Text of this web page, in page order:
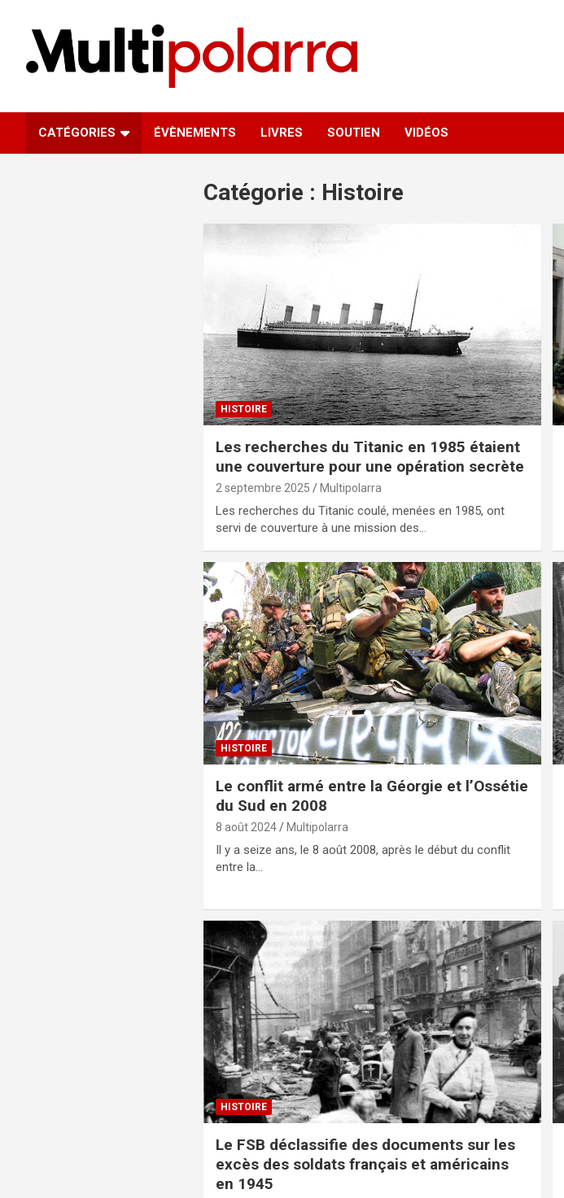
contenu
Multipolarra
CATÉGORIES ÉVÈNEMENTS LIVRES SOUTIEN VIDÉOS
Catégorie : Histoire
HISTOIRE
Les recherches du Titanic en 1985 étaient
une couverture pour une opération secrète
2 septembre 2025 Multipolarra
Les recherches du Titanic coulé, menées en 1985, ont
servi de couverture à une mission des…
HISTOIRE
Le conflit armé entre la Géorgie et l’Ossétie
du Sud en 2008
8 août 2024 Multipolarra
Il y a seize ans, le 8 août 2008, après le début du conflit
entre la…
HISTOIRE
Le FSB déclassifie des documents sur les
excès des soldats français et américains
en 1945